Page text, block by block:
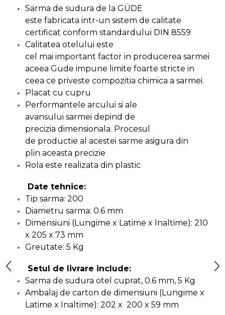
Accesorii Auto
Tester Baterie Auto
Presa Arc
Cheie Roti
Cheie Bujii
Cheie Filtru Ulei
Capre & Suporti Auto
Pat Mobil Auto
Cric Hidraulic
Set / trusa chei tubulare
Chei Tubulare
Multimetru Digital
Bara Tractare Auto
Canistre benzina
(combustibil)
Presa Hidraulica Tinichigerie
& Suruburi
Extractor Rulmenti
Presa Hidraulica Ondulare
Cabluri
Sarma de sudura de la GÜDE
este fabricata intr-un sistem de calitate
certificat conform standardului DIN 8559
Calitatea otelului este
cel mai important factor in producerea sarmei de
aceea Gude impune limite foarte stricte in
ceea ce priveste compozitia chimica a sarmei.
Placat cu cupru
Performantele arcului si ale
avansului sarmei depind de
precizia dimensionala. Procesul
de productie al acestei sarme asigura din
plin aceasta precizie
Rola este realizata din plastic
Date tehnice:
Tip sarma: 200
Diametru sarma: 0.6 mm
Dimensiuni (Lungime x Latime x Inaltime): 210
x 205 x 73 mm
Greutate: 5 Kg
Setul de livrare include:
Sarma de sudura otel cuprat, 0.6 mm, 5 Kg
Ambalaj de carton de dimensiuni (Lungime x
Latime x Inaltime): 202 x 200 x 59 mm